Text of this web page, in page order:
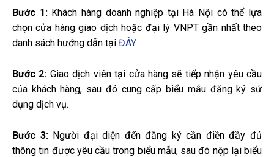
Bước 1:Khách hàng doanh nghiệp tại Hà Nội có thể lựa
chọn cửa hàng giao dịch hoặc đại lý VNPT gần nhất theo
danh sách hướng dẫn tại ĐÂY.
Bước 2: Giao dịch viên tại cửa hàng sẽ tiếp nhận yêu cầu
của khách hàng, sau đó cung cấp biểu mẫu đăng ký sử
dụng dịch vụ.
Bước 3:Người đại diện đến đăng ký cần điền đầy đủ
thông tin được yêu cầu trong biểu mẫu, sau đó nộp lại biểu